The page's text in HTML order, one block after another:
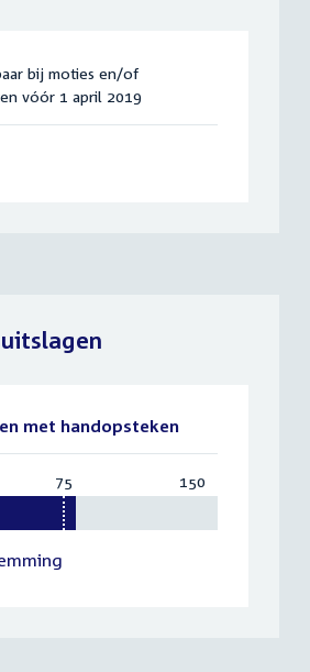
bij moties en/of
vóór 1 april 2019
met handopsteken
75 150